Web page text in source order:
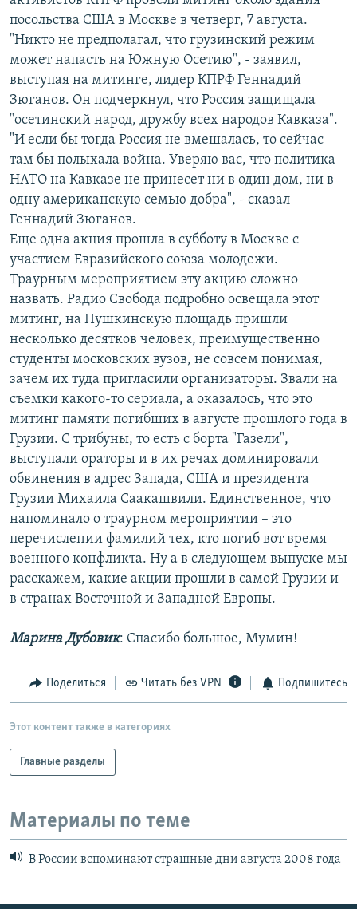
посольства США в Москве в четверг, 7 августа.
"Никто не предполагал, что грузинский режим
может напасть на Южную Осетию", - заявил,
выступая на митинге, лидер КПРФ Геннадий
Зюганов. Он подчеркнул, что Россия защищала
"осетинский народ, дружбу всех народов Кавказа".
"И если бы тогда Россия не вмешалась, то сейчас
там бы полыхала война. Уверяю вас, что политика
НАТО на Кавказе не принесет ни в один дом, ни в
одну американскую семью добра", - сказал
Геннадий Зюганов.
Еще одна акция прошла в субботу в Москве с
участием Евразийского союза молодежи.
Траурным мероприятием эту акцию сложно
назвать. Радио Свобода подробно освещала этот
митинг, на Пушкинскую площадь пришли
несколько десятков человек, преимущественно
студенты московских вузов, не совсем понимая,
зачем их туда пригласили организаторы. Звали на
съемки какого-то сериала, а оказалось, что это
митинг памяти погибших в августе прошлого года в
Грузии. С трибуны, то есть с борта "Газели",
выступали ораторы и в их речах доминировали
обвинения в адрес Запада, США и президента
Грузии Михаила Саакашвили. Единственное, что
напоминало о траурном мероприятии – это
перечислении фамилий тех, кто погиб вот время
военного конфликта. Ну а в следующем выпуске мы
расскажем, какие акции прошли в самой Грузии и
в странах Восточной и Западной Европы.
Марина Дубовик: Спасибо большое, Мумин!
Поделиться Читать без VPN Подпишитесь
Этот контент также в категориях
Главные разделы
Материалы по теме
В России вспоминают страшные дни августа 2008 года